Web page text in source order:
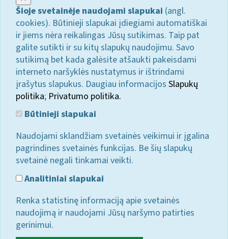
Šioje svetainėje naudojami slapukai (angl.
cookies). Būtinieji slapukai įdiegiami automatiškai
ir jiems nėra reikalingas Jūsų sutikimas. Taip pat
galite sutikti ir su kitų slapukų naudojimu. Savo
sutikimą bet kada galėsite atšaukti pakeisdami
interneto naršyklės nustatymus ir ištrindami
įrašytus slapukus. Daugiau informacijos Slapukų
politika; Privatumo politika.
Būtinieji slapukai
Naudojami sklandžiam svetainės veikimui ir įgalina
pagrindines svetainės funkcijas. Be šių slapukų
svetainė negali tinkamai veikti.
Analitiniai slapukai
Renka statistinę informaciją apie svetainės
naudojimą ir naudojami Jūsų naršymo patirties
gerinimui.